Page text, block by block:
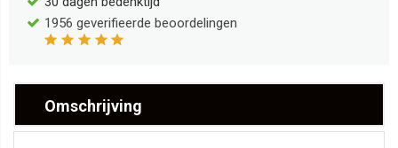
1956 geverifieerde beoordelingen
Omschrijving